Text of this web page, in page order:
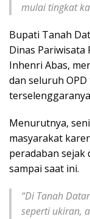
mulai tingkat
Bupati Tanah
Dinas Pariwisata
Inhenri Abas,
dan seluruh
Menurutnya,
masyarakat
peradaban
sampai saat ini.
“Di Tanah
seperti ukiran,